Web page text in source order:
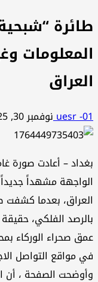
طائرة
المعلومات
العراق
uesr -01نوفمبر 30, 2025
بغداد – أعادت صورة
الواجهة مشهداً
العراق، بعدما
بالرصد الفلكي،
عمق صحراء الوركاء
في مواقع التواصل
وأوضحت الصفحة ، أن